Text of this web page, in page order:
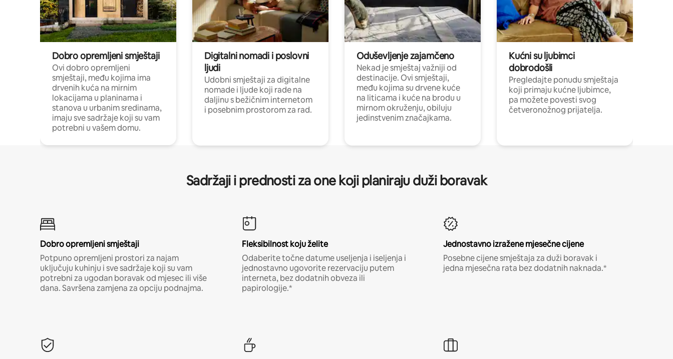
Dobro opremljeni smještaji
Ovi dobro opremljeni
smještaji, među kojima ima
drvenih kuća na mirnim
lokacijama u planinama i
stanova u urbanim sredinama,
imaju sve sadržaje koji su vam
potrebni u vašem domu.
Digitalni nomadi i poslovni
ljudi
Udobni smještaji za digitalne
nomade i ljude koji rade na
daljinu s bežičnim internetom
i posebnim prostorom za rad.
Oduševljenje zajamčeno
Nekad je smještaj važniji od
destinacije. Ovi smještaji,
među kojima su drvene kuće
na liticama i kuće na brodu u
mirnom okruženju, obiluju
jedinstvenim značajkama.
Kućni su ljubimci
dobrodošli
Pregledajte ponudu smještaja
koji primaju kućne ljubimce,
pa možete povesti svog
četveronožnog prijatelja.
Sadržaji i prednosti za one koji planiraju duži boravak
Dobro opremljeni smještaji
Potpuno opremljeni prostori za najam
uključuju kuhinju i sve sadržaje koji su vam
potrebni za ugodan boravak od mjesec ili više
dana. Savršena zamjena za opciju podnajma.
Fleksibilnost koju želite
Odaberite točne datume useljenja i iseljenja i
jednostavno ugovorite rezervaciju putem
interneta, bez dodatnih obveza ili
papirologije.*
Jednostavno izražene mjesečne cijene
Posebne cijene smještaja za duži boravak i
jedna mjesečna rata bez dodatnih naknada.*